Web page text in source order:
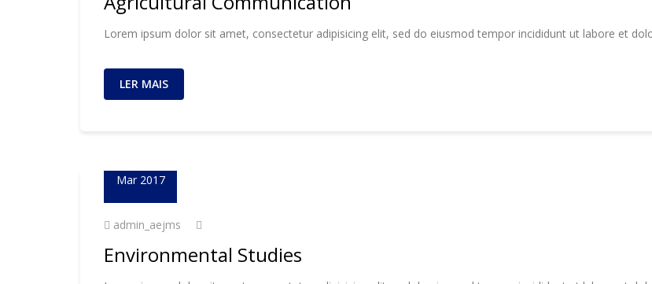
Lorem ipsum dolor sit amet, consectetur adipisicing elit, sed do eiusmod tempor incididunt ut labore et
LER MAIS
Mar 2017
admin_aejms
Environmental Studies